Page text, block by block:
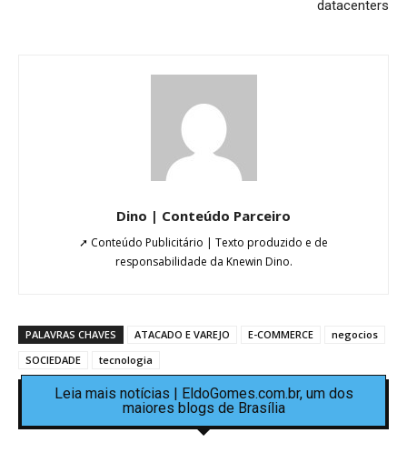
datacenters
Dino | Conteúdo Parceiro
➚ Conteúdo Publicitário | Texto produzido e de
responsabilidade da Knewin Dino.
PALAVRAS CHAVES ATACADO E VAREJO E-COMMERCE
negocios
SOCIEDADE
tecnologia
Leia mais notícias | EldoGomes.com.br, um dos
maiores blogs de Brasília